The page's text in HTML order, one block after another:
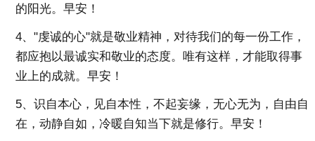
的阳光。早安！
4、"虔诚的心"就是敬业精神，对待我们的每一份工作，
都应抱以最诚实和敬业的态度。唯有这样，才能取得事
业上的成就。早安！
5、识自本心，见自本性，不起妄缘，无心无为，自由自
在，动静自如，冷暖自知当下就是修行。早安！